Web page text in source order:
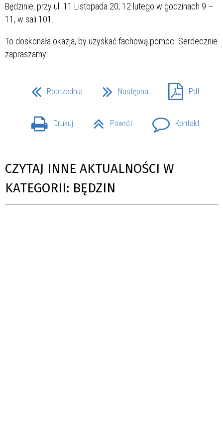
Będzinie, przy ul. 11 Listopada 20, 12 lutego w godzinach 9 –
11, w sali 101.
To doskonała okazja, by uzyskać fachową pomoc. Serdecznie
zapraszamy!
Poprzednia Następna Pdf
Drukuj Powrót Kontakt
CZYTAJ INNE AKTUALNOŚCI W
KATEGORII: BĘDZIN